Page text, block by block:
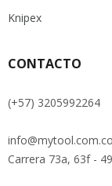
Knipex
CONTACTO
(+57) 3205992264
info@mytool.com.co
Carrera 73a, 63f -